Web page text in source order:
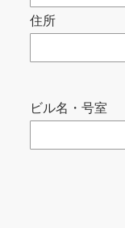
住所
ビル名・号室